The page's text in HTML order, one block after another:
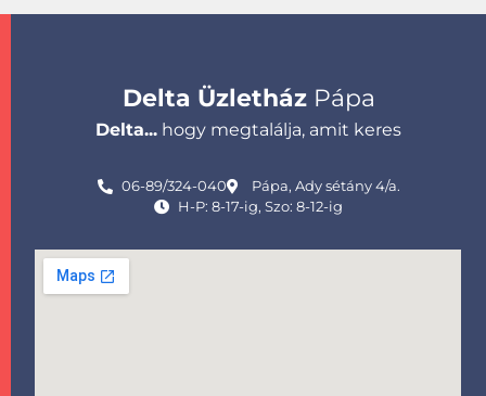
Delta ÜzletházPápa
Delta... hogy megtalálja, amit keres
06-89/324-040
Pápa, Ady sétány 4/a.
H-P: 8-17-ig, Szo: 8-12-ig